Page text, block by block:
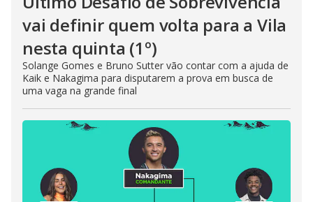
vai definir quem volta para a Vila
nesta quinta (1º)
Solange Gomes e Bruno Sutter vão contar com a ajuda de
Kaik e Nakagima para disputarem a prova em busca de
uma vaga na grande final